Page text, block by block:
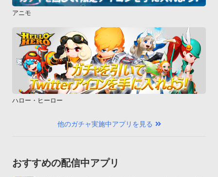
アニモ
ハロー・ヒーロー
他のガチャ実施中アプリを見る
おすすめの配信中アプリ